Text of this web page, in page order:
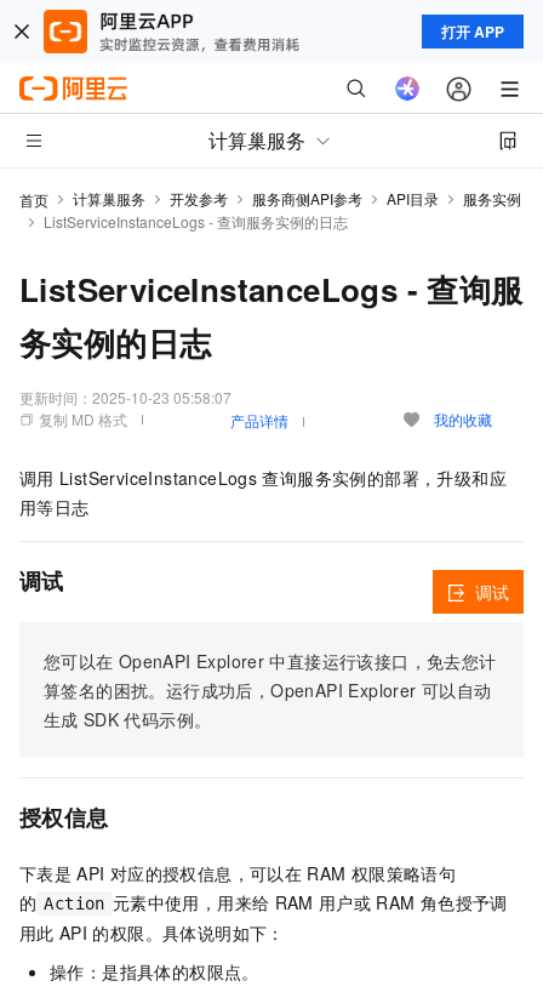
打开 APP
计算巢服务
首页 计算巢服务 开发参考 服务商侧API参考 API目录
服务实例
ListServiceInstanceLogs - 查询服务实例的日志
ListServiceInstanceLogs - 查询服
务实例的日志
更新时间： 2025-10-23 05:58:07
复制 MD 格式
产品详情 我的收藏
调用 ListServiceInstanceLogs 查询服务实例的部署，升级和应
用等日志
调试
您可以在 OpenAPI Explorer 中直接运行该接口，免去您计
算签名的困扰。运行成功后，OpenAPI Explorer 可以自动
生成 SDK 代码示例。
调试
授权信息
下表是 API 对应的授权信息，可以在 RAM 权限策略语句
的 Action 元素中使用，用来给 RAM 用户或 RAM 角色授予调
用此 API 的权限。具体说明如下：
操作：是指具体的权限点。